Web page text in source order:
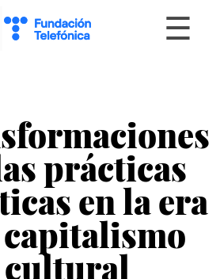
☰
prácticas
en la era
cultural